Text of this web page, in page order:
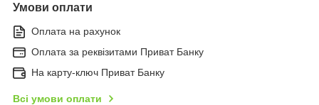
Умови оплати
Оплата на рахунок
Оплата за реквізитами Приват Банку
На карту-ключ Приват Банку
Всі умови оплати